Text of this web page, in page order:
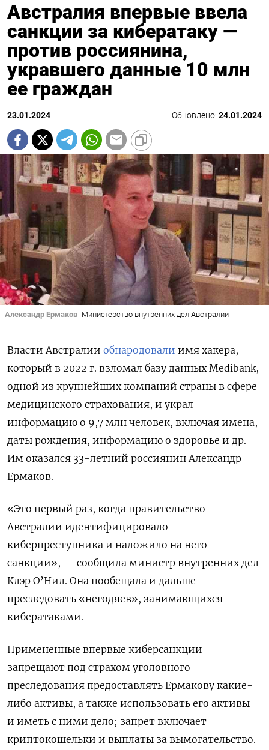
Австралия впервые ввела
санкции за кибератаку —
против россиянина,
укравшего данные 10 млн
ее граждан
23.01.2024 Обновлено: 24.01.2024
Александр Ермаков Министерство внутренних дел Австралии
Власти Австралии обнародовали имя хакера,
который в 2022 г. взломал базу данных Medibank,
одной из крупнейших компаний страны в сфере
медицинского страхования, и украл
информацию о 9,7 млн человек, включая имена,
даты рождения, информацию о здоровье и др.
Им оказался 33-летний россиянин Александр
Ермаков.
«Это первый раз, когда правительство
Австралии идентифицировало
киберпреступника и наложило на него
санкции», — сообщила министр внутренних дел
Клэр О’Нил. Она пообещала и дальше
преследовать «негодяев», занимающихся
кибератаками.
Примененные впервые киберсанкции
запрещают под страхом уголовного
преследования предоставлять Ермакову какие-
либо активы, а также использовать его активы
и иметь с ними дело; запрет включает
криптокошельки и выплаты за вымогательство.